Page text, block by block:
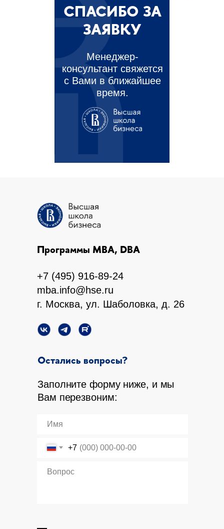
Менеджер-
консультант свяжется
с Вами в ближайшее
время.
СПАСИБО ЗА
ЗАЯВКУ
+7 (495) 916-89-24
Программы MBA, DBA
Заполните форму ниже, и мы
Вам перезвоним:
Остались вопросы?
+7
mba.info@hse.ru
г. Москва, ул. Шаболовка, д. 26